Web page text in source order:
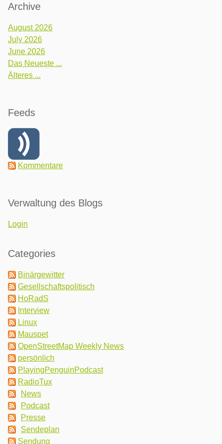
Archive
August 2026
July 2026
June 2026
Das Neueste ...
Älteres ...
Feeds
Kommentare
Verwaltung des Blogs
Login
Categories
Binärgewitter
Gesellschaftspolitisch
HoRadS
Interview
Linux
Mauspet
OpenStreetMap Weekly News
persönlich
PlayingPenguinPodcast
RadioTux
News
Podcast
Presse
Sendeplan
Sendung